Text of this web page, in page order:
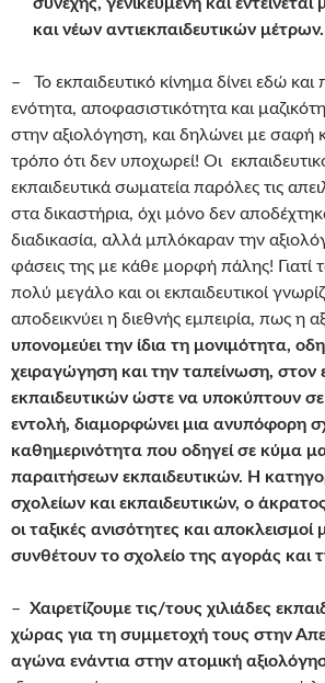
και νέων αντιεκπαιδευτικών μέτρων.
– Το εκπαιδευτικό κίνημα δίνει εδώ και
ενότητα, αποφασιστικότητα και
στην αξιολόγηση, και δηλώνει με σαφή
τρόπο ότι δεν υποχωρεί! Οι
εκπαιδευτικά σωματεία παρόλες τις
στα δικαστήρια, όχι μόνο δεν
διαδικασία, αλλά μπλόκαραν την
φάσεις της με κάθε μορφή πάλης! Γιατί
πολύ μεγάλο και οι εκπαιδευτικοί
αποδεικνύει η διεθνής εμπειρία, πως η
υπονομεύει την ίδια τη μονιμότητα,
χειραγώγηση και την ταπείνωση, στον
εκπαιδευτικών ώστε να υποκύπτουν
εντολή, διαμορφώνει μια ανυπόφορη
καθημερινότητα που οδηγεί σε κύμα
παραιτήσεων εκπαιδευτικών. Η
σχολείων και εκπαιδευτικών, ο
οι ταξικές ανισότητες και αποκλεισμοί
συνθέτουν το σχολείο της αγοράς και
– Χαιρετίζουμε τις/τους χιλιάδες
χώρας για τη συμμετοχή τους στην
αγώνα ενάντια στην ατομική